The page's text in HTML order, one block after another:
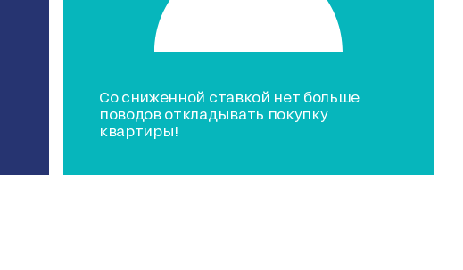
Со сниженной ставкой нет больше
поводов откладывать покупку
квартиры!